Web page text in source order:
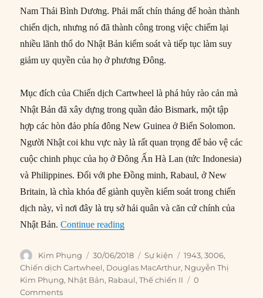
Nam Thái Bình Dương. Phải mất chín tháng để hoàn thành
chiến dịch, nhưng nó đã thành công trong việc chiếm lại
nhiều lãnh thổ do Nhật Bản kiểm soát và tiếp tục làm suy
giảm uy quyền của họ ở phương Đông.
Mục đích của Chiến dịch Cartwheel là phá hủy rào cản mà
Nhật Bản đã xây dựng trong quần đảo Bismark, một tập
hợp các hòn đảo phía đông New Guinea ở Biển Solomon.
Người Nhật coi khu vực này là rất quan trọng để bảo vệ các
cuộc chinh phục của họ ở Đông Ấn Hà Lan (tức Indonesia)
và Philippines. Đối với phe Đồng minh, Rabaul, ở New
Britain, là chìa khóa để giành quyền kiểm soát trong chiến
dịch này, vì nơi đây là trụ sở hải quân và căn cứ chính của
Nhật Bản.Continue reading“30/06/1943: Chiến dịch Cartwheel
Author
Kim Phụng
Posted
on
30/06/2018 Categories
Sự kiện Tags
1943,3006,
Chiến dịch Cartwheel, Douglas MacArthur, Nguyễn Thị
Kim Phụng, Nhật Bản, Rabaul,Thế chiến II
0
Comments